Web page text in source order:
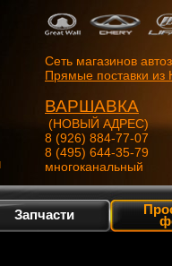
Сеть магазинов
Прямые поставки из
ВАРШАВКА
(НОВЫЙ АДРЕС)
8 (926) 884-77-07
8 (495) 644-35-79
многоканальный
Запчасти